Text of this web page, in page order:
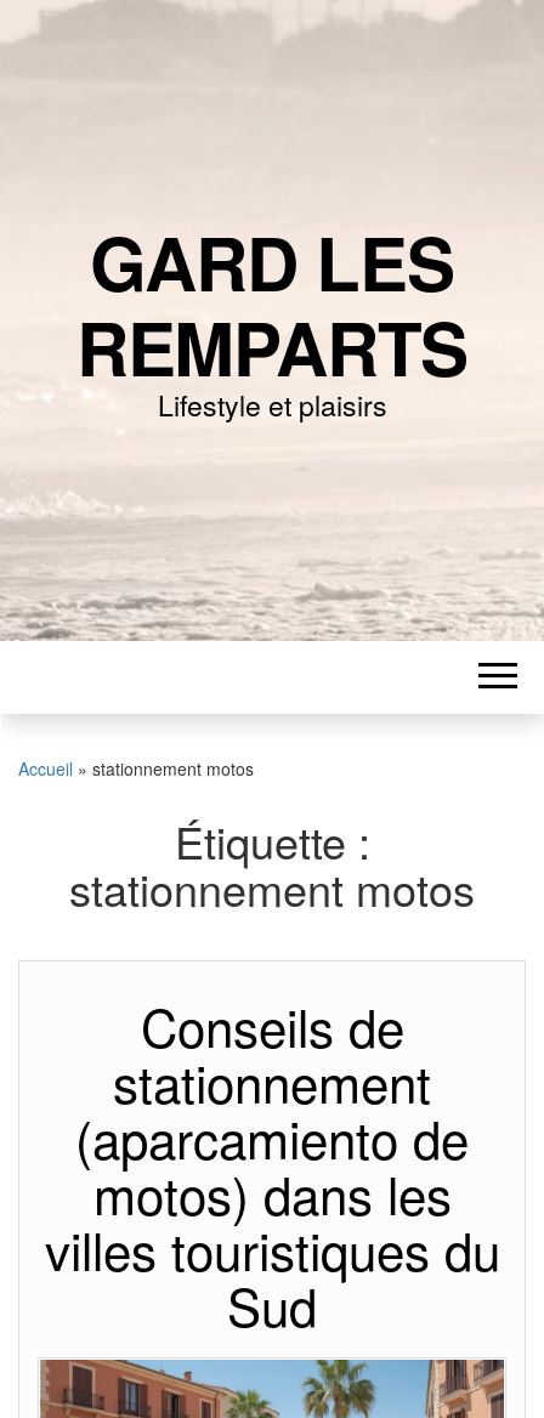
GARD LES
REMPARTS
Lifestyle et plaisirs
Accueil » stationnement motos
Étiquette :
stationnement motos
Conseils de
stationnement
(aparcamiento de
motos) dans les
villes touristiques du
Sud